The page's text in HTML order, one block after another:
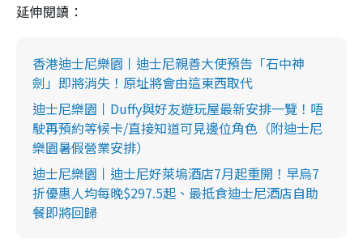
延伸閱讀：
香港迪士尼樂園丨迪士尼親善大使預告「石中神
劍」即將消失！原址將會由這東西取代
迪士尼樂園丨Duffy與好友遊玩屋最新安排一覽！唔
駛再預約等候卡/直接知道可見邊位角色（附迪士尼
樂園暑假營業安排）
迪士尼樂園丨迪士尼好萊塢酒店7月起重開！早烏7
折優惠人均每晚$297.5起、最抵食迪士尼酒店自助
餐即將回歸